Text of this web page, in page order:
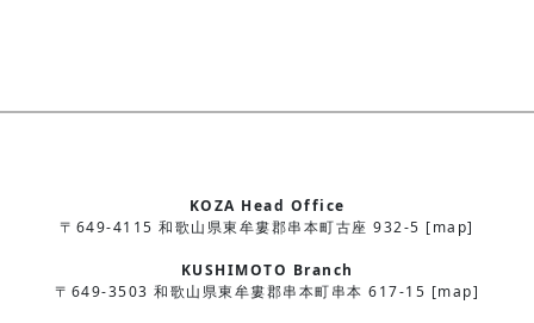
KOZA Head Office
〒649-4115 和歌山県東牟婁郡串本町古座 932-5 [map]
KUSHIMOTO Branch
〒649-3503 和歌山県東牟婁郡串本町串本 617-15 [map]